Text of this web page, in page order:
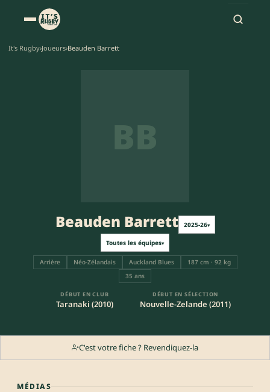
It's Rugby›Joueurs›Beauden Barrett
BB
Beauden Barrett 2025-26▾
Toutes les équipes▾
Arrière Néo-Zélandais Auckland Blues
187 cm · 92 kg
35 ans
DÉBUT EN CLUB
Taranaki (2010)
DÉBUT EN SÉLECTION
Nouvelle-Zelande (2011)
C'est votre fiche ? Revendiquez-la
MÉDIAS